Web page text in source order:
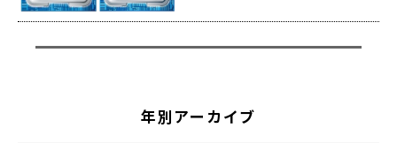
年別アーカイブ